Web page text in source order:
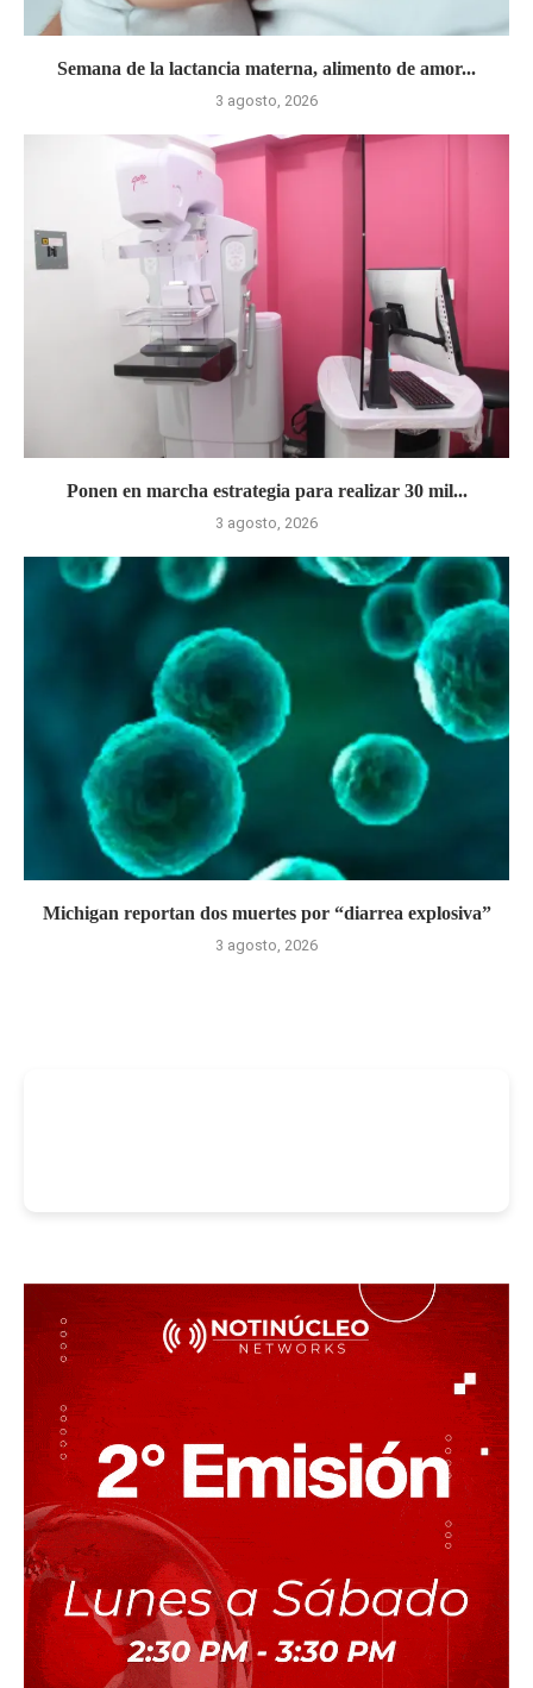
Semana de la lactancia materna, alimento de amor...
3 agosto, 2026
Ponen en marcha estrategia para realizar 30 mil...
3 agosto, 2026
Michigan reportan dos muertes por “diarrea explosiva”
3 agosto, 2026